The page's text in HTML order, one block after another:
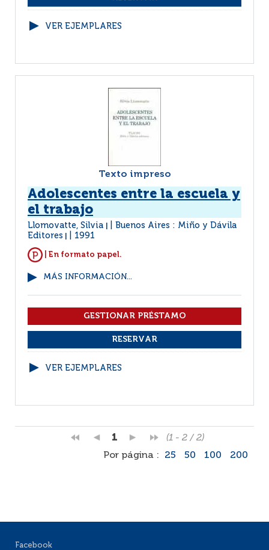
VER EJEMPLARES
Texto impreso
Adolescentes entre la escuela y
el trabajo
Llomovatte, Silvia
Buenos Aires : Miño y Dávila
Editores
1991
| En formato papel.
MÁS INFORMACIÓN...
VER EJEMPLARES
1
(1 - 2 / 2)
Por página :
25 50 100 200
Facebook